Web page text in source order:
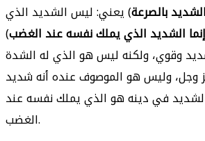
بالصرعة) يعني: ليس الشديد الذي
إنما الشديد الذي يملك نفسه عند الغضب)
وقوي، ولكنه ليس هو الذي له الشدة
وجل، وليس هو الموصوف عنده أنه شديد
في دينه هو الذي يملك نفسه عند
الغضب.